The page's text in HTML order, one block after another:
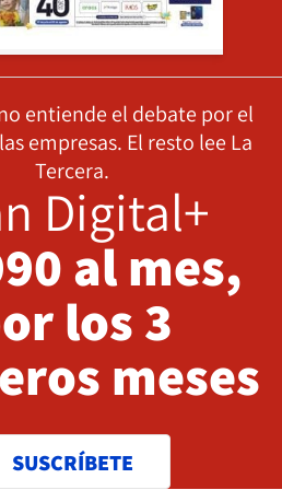
entiende el debate por el
empresas. El resto lee La
Tercera.
Digital+
al mes,
los 3
meses
SUSCRÍBETE